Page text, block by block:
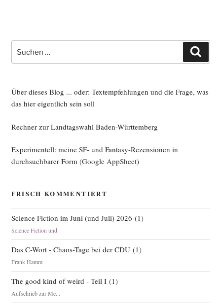
nach:
Über dieses Blog ... oder: Textempfehlungen und die Frage, was
das hier eigentlich sein soll
Rechner zur Landtagswahl Baden-Württemberg
Experimentell: meine SF- und Fantasy-Rezensionen in
durchsuchbarer Form(Google AppSheet)
FRISCH KOMMENTIERT
Science Fiction im Juni (und Juli) 2026 (1)
Science Fiction und
Das C-Wort - Chaos-Tage bei der CDU(1)
Frank Hamm
The good kind of weird - Teil I(1)
Aufschrieb zur Me...